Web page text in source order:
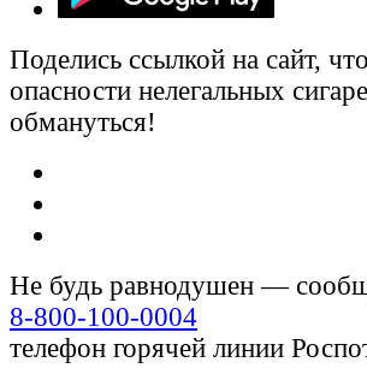
Поделись ссылкой на сайт,
опасности нелегальных
обмануться!
Не будь равнодушен —
8-800-100-0004
телефон горячей линии